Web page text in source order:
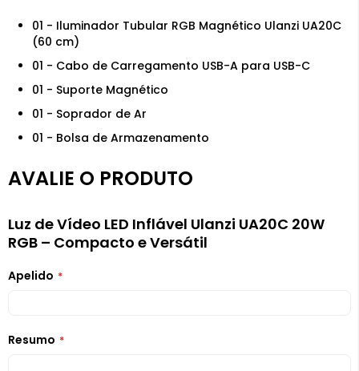
01 - Iluminador Tubular RGB Magnético Ulanzi UA20C
(60 cm)
01 - Cabo de Carregamento USB-A para USB-C
01 - Suporte Magnético
01 - Soprador de Ar
01 - Bolsa de Armazenamento
AVALIE O PRODUTO
Luz de Vídeo LED Inflável Ulanzi UA20C 20W
RGB – Compacto e Versátil
Apelido
Resumo